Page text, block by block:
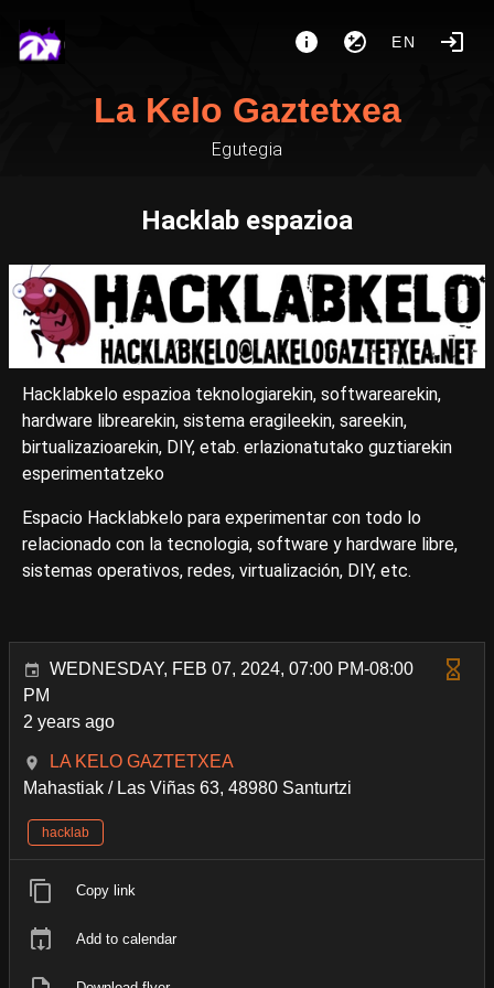
EN
La Kelo Gaztetxea
Egutegia
Hacklab espazioa
Hacklabkelo espazioa teknologiarekin, softwarearekin,
hardware librearekin, sistema eragileekin, sareekin,
birtualizazioarekin, DIY, etab. erlazionatutako guztiarekin
esperimentatzeko
Espacio Hacklabkelo para experimentar con todo lo
relacionado con la tecnologia, software y hardware libre,
sistemas operativos, redes, virtualización, DIY, etc.
WEDNESDAY, FEB 07, 2024, 07:00 PM-08:00
PM
2 years ago
LA KELO GAZTETXEA
Mahastiak / Las Viñas 63, 48980 Santurtzi
hacklab
Copy link
Add to calendar